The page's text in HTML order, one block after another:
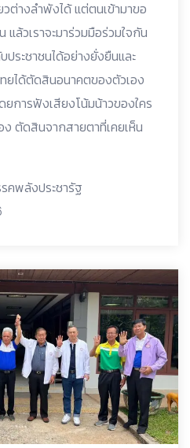
วต่างลำพังได้ แต่ตนเข้ามาขอ
ล้วเราจะมาร่วมมือร่วมใจกัน
ระชาชนได้อย่างยั่งยืนและ
ยได้ตัดสินอนาคตของตัวเอง
การฟังเสียงโน้มน้าวของใคร
ง ตัดสินจากสายตาที่เคยเห็น
คพลังประชารัฐ